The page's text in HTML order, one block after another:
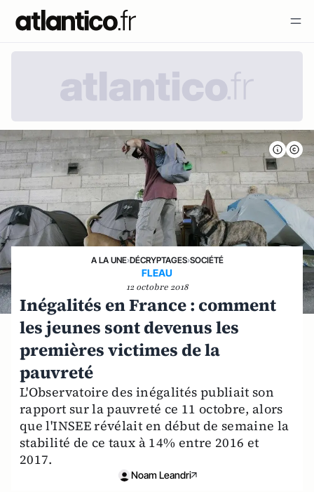
A LA UNE›DÉCRYPTAGES›SOCIÉTÉ
FLEAU
12 octobre 2018
Inégalités en France : comment
les jeunes sont devenus les
premières victimes de la
pauvreté
L'Observatoire des inégalités publiait son
rapport sur la pauvreté ce 11 octobre, alors
que l'INSEE révélait en début de semaine la
stabilité de ce taux à 14% entre 2016 et
2017.
Noam Leandri